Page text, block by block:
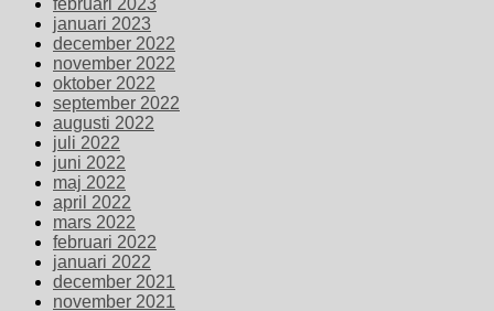
januari 2023
december 2022
november 2022
oktober 2022
september 2022
augusti 2022
juli 2022
juni 2022
maj 2022
april 2022
mars 2022
februari 2022
januari 2022
december 2021
november 2021